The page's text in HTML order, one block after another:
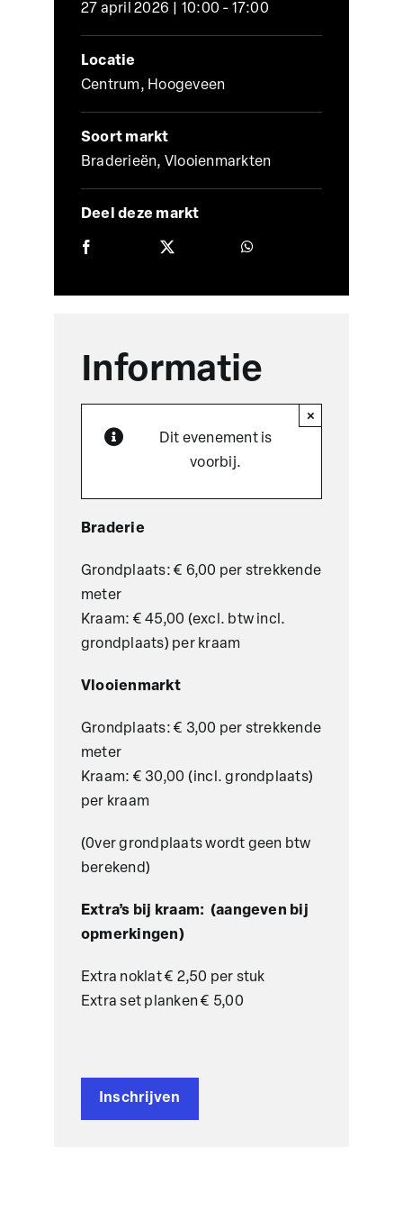
27 april 2026 | 10:00 - 17:00
Locatie
Centrum, Hoogeveen
Soort markt
Braderieën, Vlooienmarkten
Deel deze markt
Informatie
Dit evenement is
voorbij.
×
Braderie
Grondplaats: € 6,00 per strekkende
meter
Kraam: € 45,00 (excl. btw incl.
grondplaats) per kraam
Vlooienmarkt
Grondplaats: € 3,00 per strekkende
meter
Kraam: € 30,00 (incl. grondplaats)
per kraam
(0ver grondplaats wordt geen btw
berekend)
Extra’s bij kraam: (aangeven bij
opmerkingen)
Extra noklat € 2,50 per stuk
Extra set planken € 5,00
Inschrijven